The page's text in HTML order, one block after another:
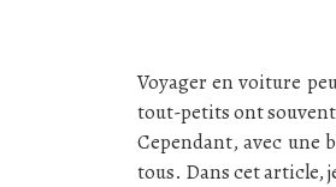
Voyager en voiture
tout-petits ont souvent
Cependant, avec une
tous. Dans cet article,